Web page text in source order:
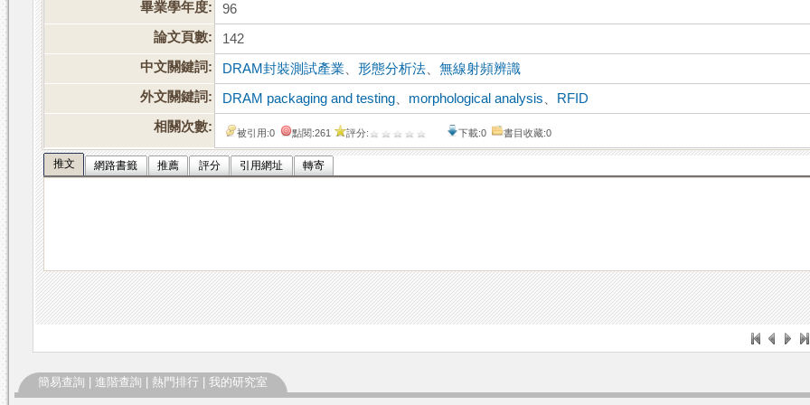
畢業學年度:
96
論文頁數:
142
中文關鍵詞:
DRAM封裝測試產業 、形態分析法 、無線射頻辨識
外文關鍵詞:
DRAM packaging and testing morphological analysis
RFID
相關次數:
被引用:0 點閱:261 評分: 下載:0 書目收藏:0
推文 網路書籤 推薦 評分 引用網址 轉寄
簡易查詢 進階查詢 熱門排行 我的研究室